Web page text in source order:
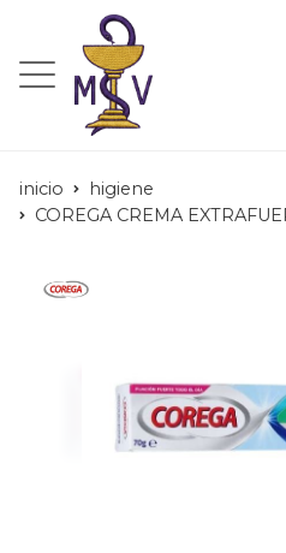
inicio
higiene
COREGA CREMA